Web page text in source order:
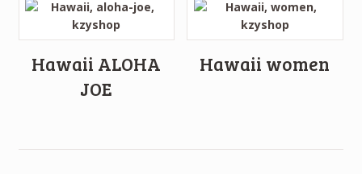
Hawaii ALOHA
JOE
Hawaii women